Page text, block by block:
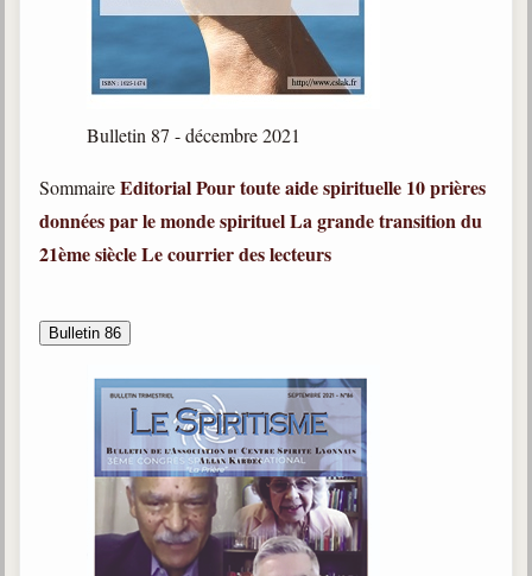
Bulletin 87 - décembre 2021
SommaireEditorialPour toute aide spirituelle 10 prières
données par le monde spirituelLa grande transition du
21ème siècleLe courrier des lecteurs
Bulletin 86